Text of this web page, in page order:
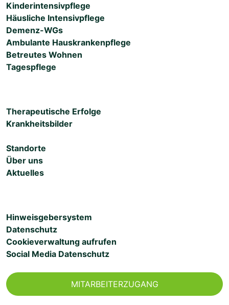
Kinderintensivpflege
Häusliche Intensivpflege
Demenz-WGs
Ambulante Hauskrankenpflege
Betreutes Wohnen
Tagespflege
Therapeutische Erfolge
Krankheitsbilder
Standorte
Über uns
Aktuelles
Hinweisgebersystem
Datenschutz
Cookieverwaltung aufrufen
Social Media Datenschutz
MITARBEITERZUGANG